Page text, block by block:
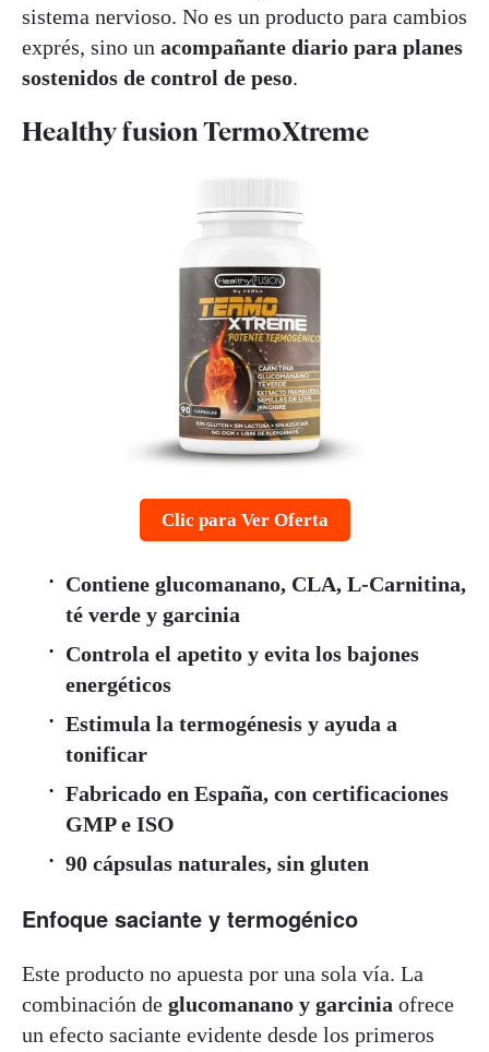
sistema nervioso. No es un producto para cambios
exprés, sino un acompañante diario para planes
sostenidos de control de peso.
Healthy fusion TermoXtreme
Clic para Ver Oferta
Contiene glucomanano, CLA, L‑Carnitina,
té verde y garcinia
Controla el apetito y evita los bajones
energéticos
Estimula la termogénesis y ayuda a
tonificar
Fabricado en España, con certificaciones
GMP e ISO
90 cápsulas naturales, sin gluten
Enfoque saciante y termogénico
Este producto no apuesta por una sola vía. La
combinación de glucomanano y garcinia ofrece
un efecto saciante evidente desde los primeros